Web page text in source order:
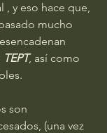
, y eso hace que,
mucho
TEPT, así como
son
(una vez